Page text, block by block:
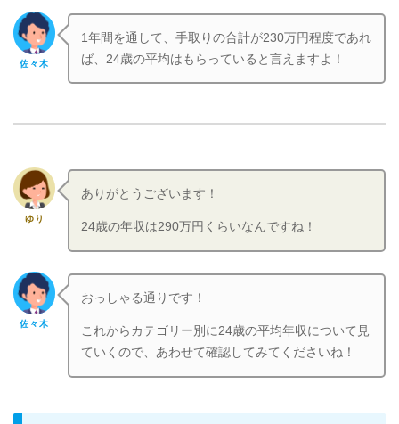
佐々木
1年間を通して、手取りの合計が230万円程度であれ
ば、24歳の平均はもらっていると言えますよ！
ゆり
ありがとうございます！
24歳の年収は290万円くらいなんですね！
佐々木
おっしゃる通りです！
これからカテゴリー別に24歳の平均年収について見
ていくので、あわせて確認してみてくださいね！